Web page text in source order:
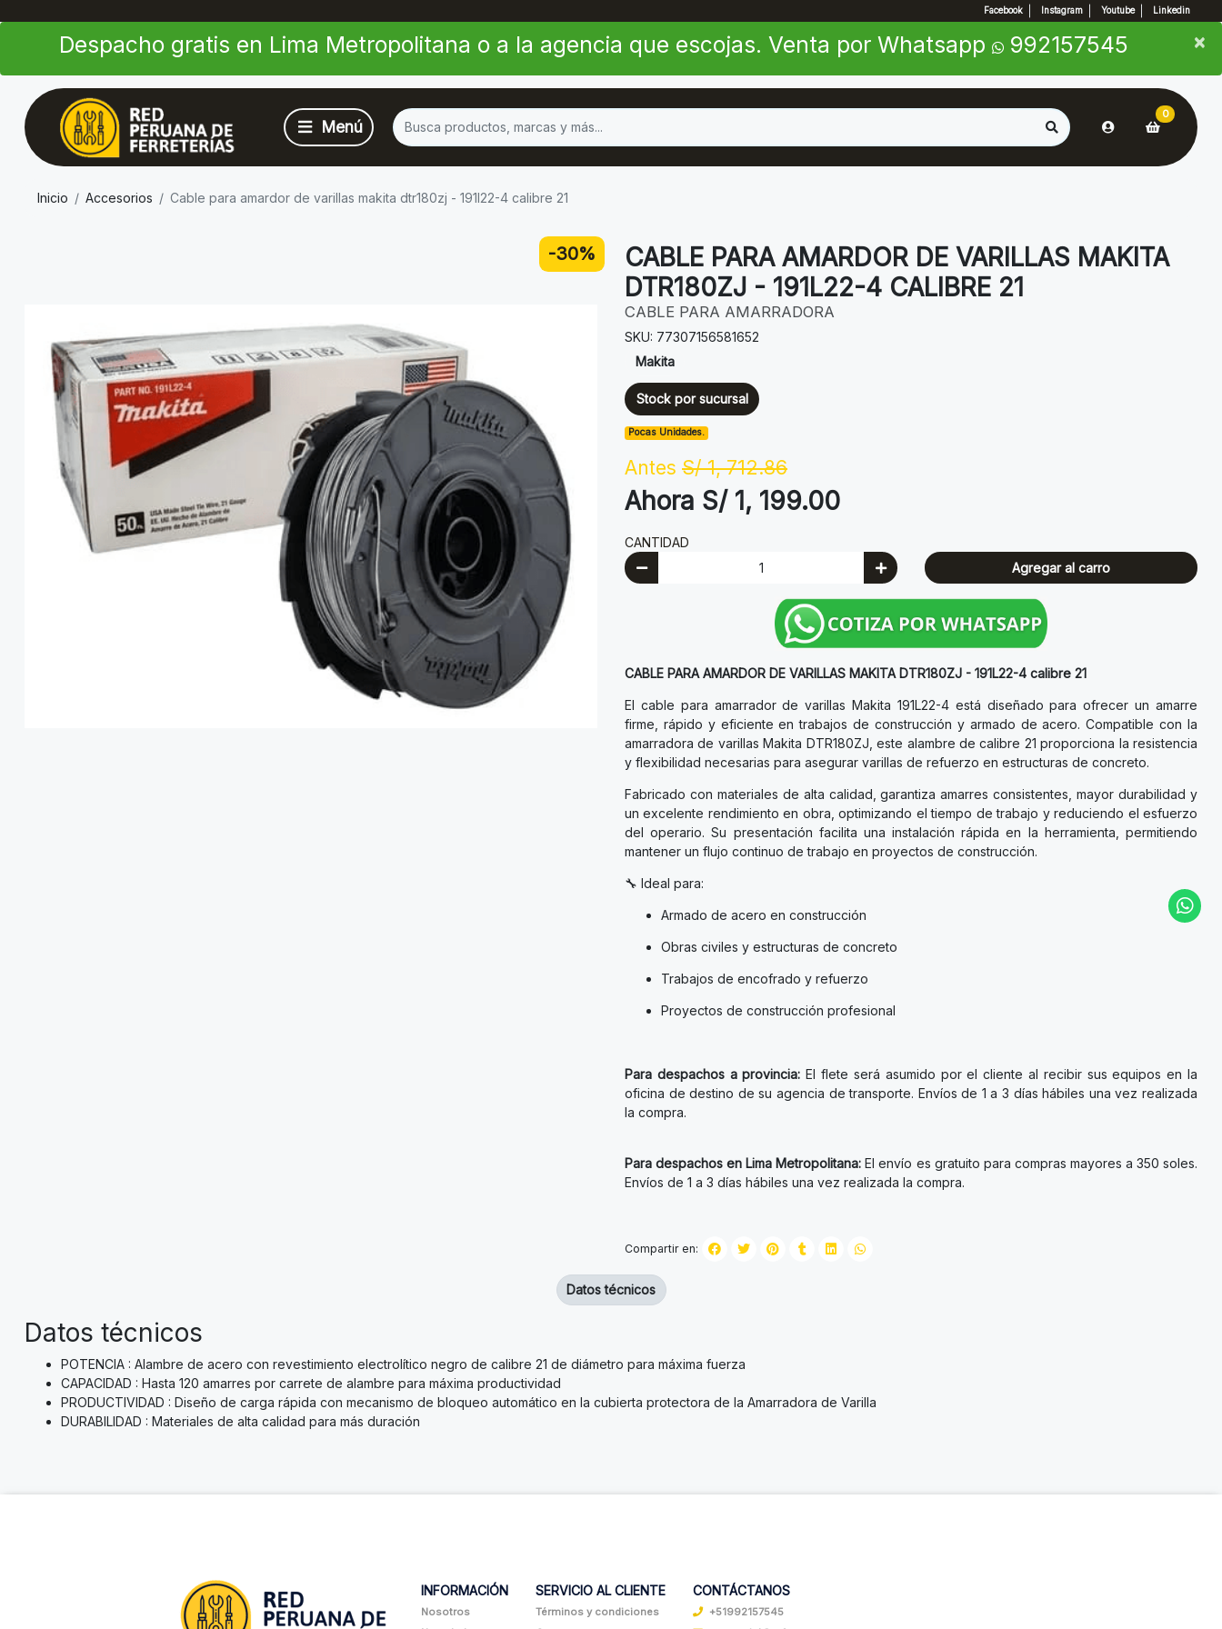
Facebook Instagram Youtube Linkedin
Despacho gratis en Lima Metropolitana o a la agencia que escojas. Venta por Whatsapp 992157545 ×
×
0
Inicio Accesorios Cable para amardor de varillas makita dtr180zj - 191l22-4 calibre 21
-30%
CABLE PARA AMARDOR DE VARILLAS MAKITA
DTR180ZJ - 191L22-4 CALIBRE 21
CABLE PARA AMARRADORA
SKU: 77307156581652
Makita
Stock por sucursal
Pocas Unidades.
Antes S/ 1, 712.86
Ahora S/ 1, 199.00
CANTIDAD
Agregar al carro
CABLE PARA AMARDOR DE VARILLAS MAKITA DTR180ZJ - 191L22-4 calibre 21
El cable para amarrador de varillas Makita 191L22-4 está diseñado para ofrecer un amarre
firme, rápido y eficiente en trabajos de construcción y armado de acero. Compatible con la
amarradora de varillas Makita DTR180ZJ, este alambre de calibre 21 proporciona la resistencia
y flexibilidad necesarias para asegurar varillas de refuerzo en estructuras de concreto.
Fabricado con materiales de alta calidad, garantiza amarres consistentes, mayor durabilidad y
un excelente rendimiento en obra, optimizando el tiempo de trabajo y reduciendo el esfuerzo
del operario. Su presentación facilita una instalación rápida en la herramienta, permitiendo
mantener un flujo continuo de trabajo en proyectos de construcción.
🔧 Ideal para:
Armado de acero en construcción
Obras civiles y estructuras de concreto
Trabajos de encofrado y refuerzo
Proyectos de construcción profesional
Para despachos a provincia:El flete será asumido por el cliente al recibir sus equipos en la
oficina de destino de su agencia de transporte. Envíos de 1 a 3 días hábiles una vez realizada
la compra.
Para despachos en Lima Metropolitana: El envío es gratuito para compras mayores a 350 soles.
Envíos de 1 a 3 días hábiles una vez realizada la compra.
Compartir en:
Datos técnicos
POTENCIA : Alambre de acero con revestimiento electrolítico negro de calibre 21 de diámetro para máxima fuerza
CAPACIDAD : Hasta 120 amarres por carrete de alambre para máxima productividad
PRODUCTIVIDAD : Diseño de carga rápida con mecanismo de bloqueo automático en la cubierta protectora de la Amarradora de Varilla
DURABILIDAD : Materiales de alta calidad para más duración
Datos técnicos
INFORMACIÓN
Nosotros
SERVICIO AL CLIENTE
Términos y condiciones
CONTÁCTANOS
+51992157545